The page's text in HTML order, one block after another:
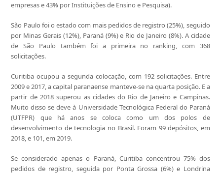
empresas e 43% por Instituições de Ensino e Pesquisa).
São Paulo foi o estado com mais pedidos de registro (25%), seguido
por Minas Gerais (12%), Paraná (9%) e Rio de Janeiro (8%). A cidade
de São Paulo também foi a primeira no ranking, com 368
solicitações.
Curitiba ocupou a segunda colocação, com 192 solicitações. Entre
2009 e 2017, a capital paranaense manteve-se na quarta posição. E a
partir de 2018 superou as cidades do Rio de Janeiro e Campinas.
Muito disso se deve à Universidade Tecnológica Federal do Paraná
(UTFPR) que há anos se coloca como um dos polos de
desenvolvimento de tecnologia no Brasil. Foram 99 depósitos, em
2018, e 101, em 2019.
Se considerado apenas o Paraná, Curitiba concentrou 75% dos
pedidos de registro, seguida por Ponta Grossa (6%) e Londrina